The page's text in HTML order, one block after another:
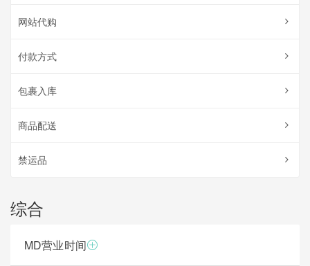
网站代购
付款方式
包裹入库
商品配送
禁运品
综合
MD营业时间